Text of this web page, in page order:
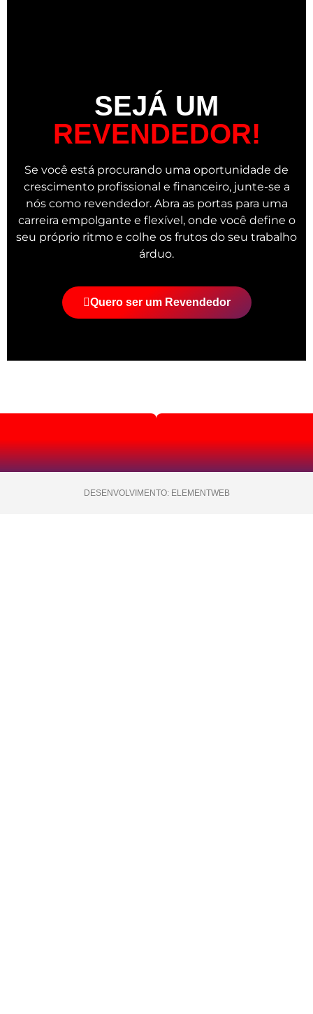
SEJÁ UM
REVENDEDOR!
Se você está procurando uma oportunidade de
crescimento profissional e financeiro, junte-se a
nós como revendedor. Abra as portas para uma
carreira empolgante e flexível, onde você define o
seu próprio ritmo e colhe os frutos do seu trabalho
árduo.
Quero ser um Revendedor
DESENVOLVIMENTO: ELEMENTWEB